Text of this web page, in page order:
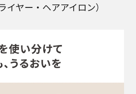
イヤー・ヘアアイロン）